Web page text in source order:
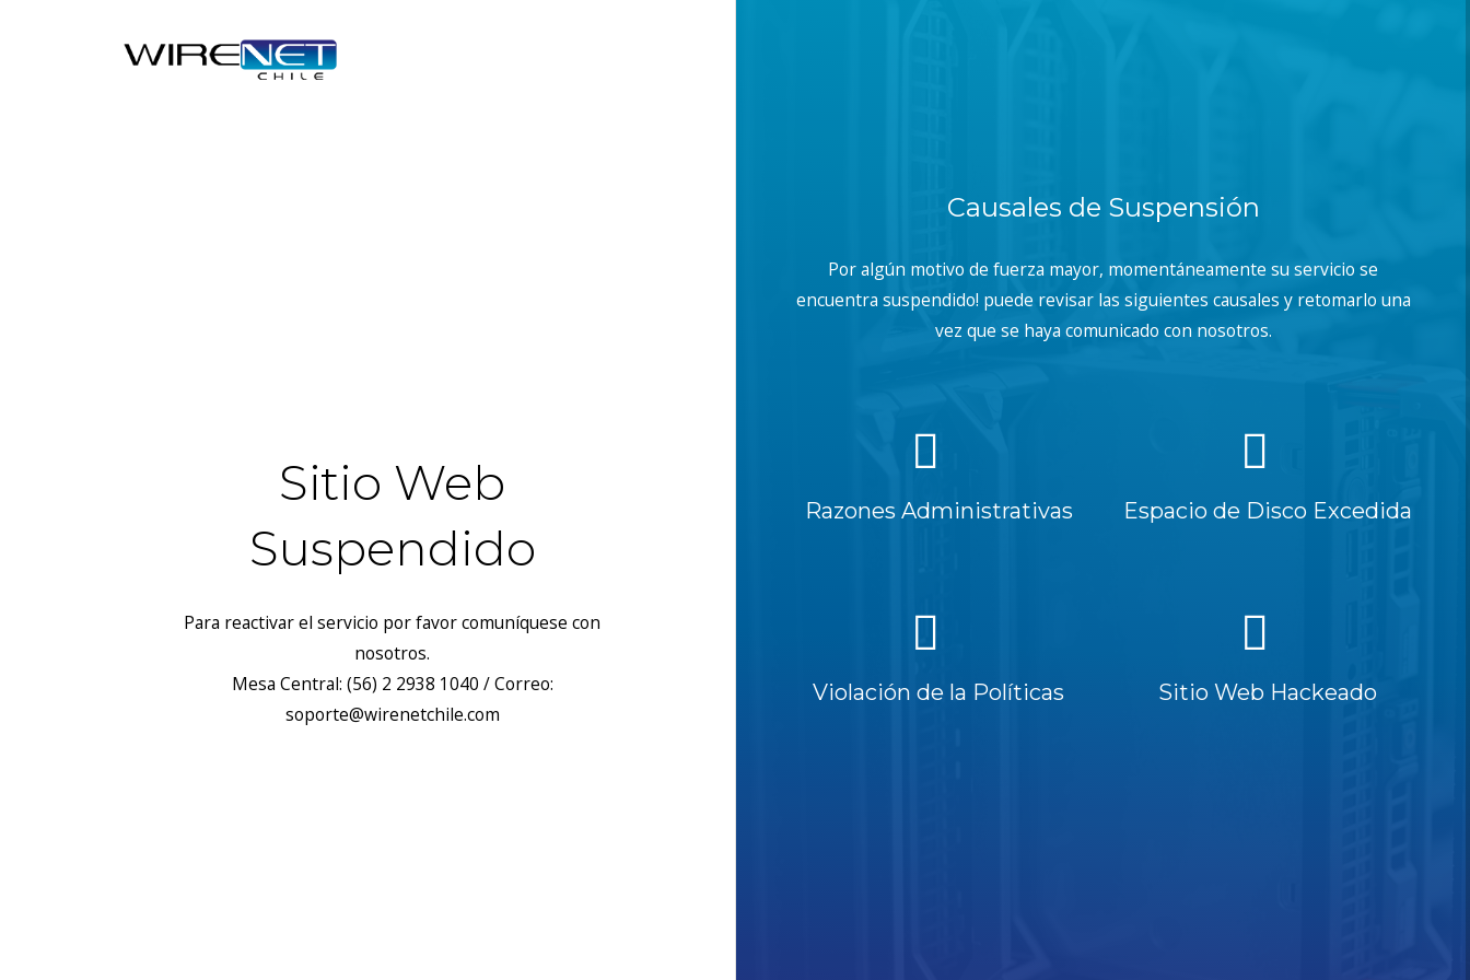
Sitio Web
Suspendido
Para reactivar el servicio por favor comuníquese con
nosotros.
Mesa Central: (56) 2 2938 1040 / Correo:
soporte@wirenetchile.com
Causales de Suspensión
Por algún motivo de fuerza mayor, momentáneamente su servicio se
encuentra suspendido! puede revisar las siguientes causales y retomarlo una
vez que se haya comunicado con nosotros.
Razones Administrativas Espacio de Disco Excedida
Violación de la Políticas Sitio Web Hackeado